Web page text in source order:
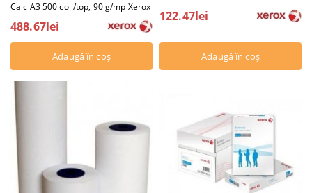
Calc A3 500 coli/top, 90 g/mp Xerox
488.67lei
122.47lei